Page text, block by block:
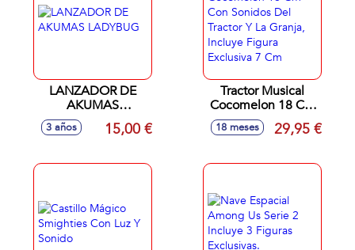
LANZADOR DE
AKUMAS
LADYBUG
3 años 15,00 €
Tractor Musical
Cocomelon 18 Cm
Con Sonidos Del
Tractor Y La Granja,
Exclusiva 7 Cm
18 meses 29,95 €